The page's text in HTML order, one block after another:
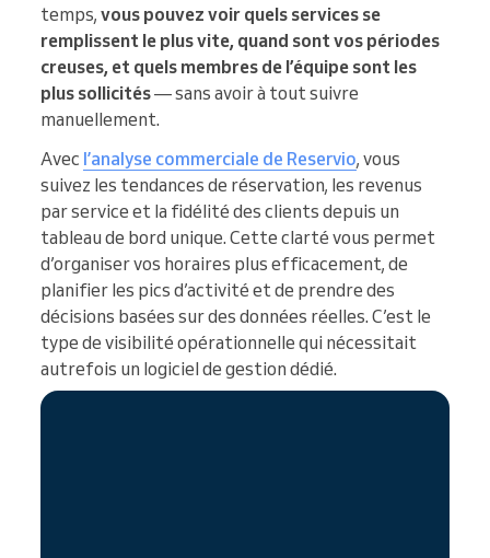
temps, vous pouvez voir quels services se
remplissent le plus vite, quand sont vos périodes
creuses, et quels membres de l’équipe sont les
plus sollicités— sans avoir à tout suivre
manuellement.
Avec l’analyse commerciale de Reservio, vous
suivez les tendances de réservation, les revenus
par service et la fidélité des clients depuis un
tableau de bord unique. Cette clarté vous permet
d’organiser vos horaires plus efficacement, de
planifier les pics d’activité et de prendre des
décisions basées sur des données réelles. C’est le
type de visibilité opérationnelle qui nécessitait
autrefois un logiciel de gestion dédié.